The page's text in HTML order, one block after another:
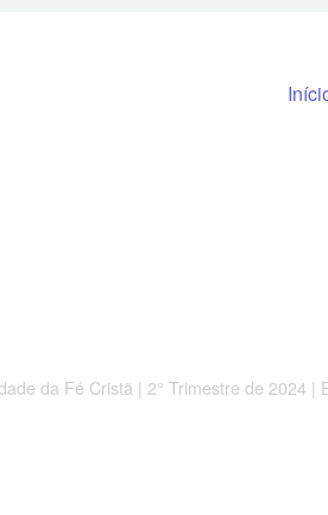
Pular para o
da Fé Cristã | 2° Trimestre de 2024 |